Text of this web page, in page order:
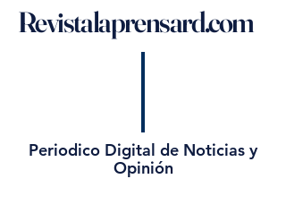
Revistalaprensard.com
Periodico Digital de Noticias y
Opinión